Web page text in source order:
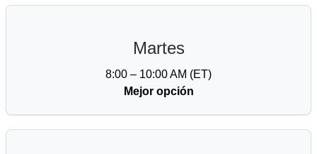
Martes
8:00 – 10:00 AM (ET)
Mejor opción